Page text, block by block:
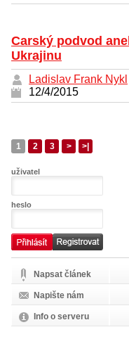
Carský podvod
Ukrajinu
Ladislav Frank Nykl
12/4/2015
1 2 3 > >|
uživatel
heslo
Napsat článek
Napište nám
Info o serveru